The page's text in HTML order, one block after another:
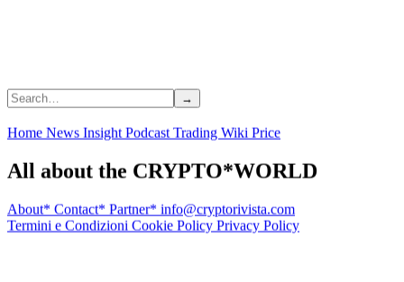
Home News Insight Podcast Trading Wiki Price
All about the CRYPTO*WORLD
About* Contact* Partner* info@cryptorivista.com
Termini e Condizioni Cookie Policy Privacy Policy